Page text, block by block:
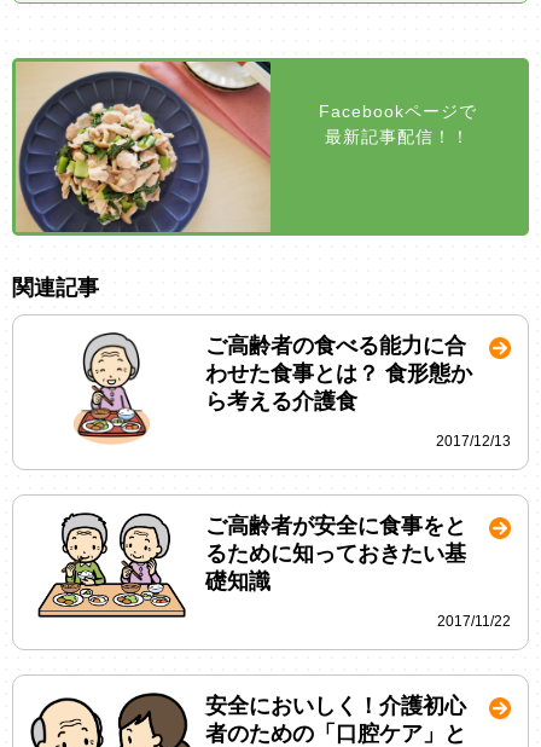
Facebookページで
最新記事配信！！
関連記事
ご高齢者の食べる能力に合
わせた食事とは？ 食形態か
ら考える介護食
2017/12/13
ご高齢者が安全に食事をと
るために知っておきたい基
礎知識
2017/11/22
安全においしく！介護初心
者のための「口腔ケア」と